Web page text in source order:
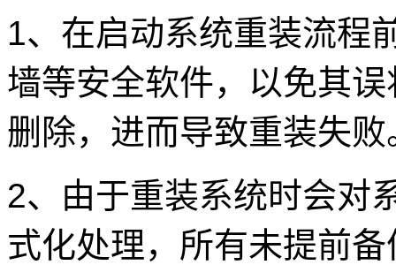
1、在启动系统重装流程
墙等安全软件，以免其
删除，进而导致重装失败
2、由于重装系统时会对
式化处理，所有未提前